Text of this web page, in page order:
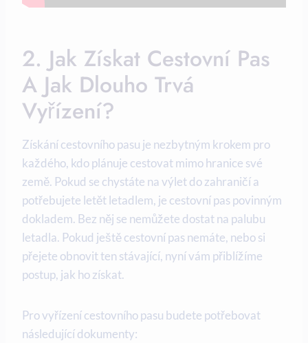
2. Jak Získat Cestovní Pas
A Jak Dlouho Trvá
Vyřízení?
Získání cestovního pasu je nezbytným krokem pro
každého, kdo plánuje cestovat mimo hranice své
země. Pokud se chystáte na výlet do zahraničí a
potřebujete letět letadlem, je cestovní pas povinným
dokladem. Bez něj se nemůžete dostat na palubu
letadla. Pokud ještě cestovní pas nemáte, nebo si
přejete obnovit ten stávající, nyní vám přiblížíme
postup, jak ho získat.
Pro vyřízení cestovního pasu budete potřebovat
následující dokumenty: